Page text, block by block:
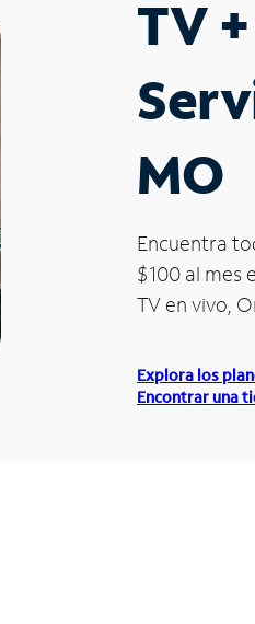
TV
MO
Encuentra
$100 al mes
TV en vivo,
Explora los
Encontrar una